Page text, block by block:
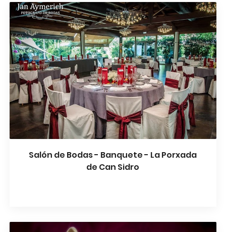
Salón de Bodas - Banquete - La Porxada
de Can Sidro